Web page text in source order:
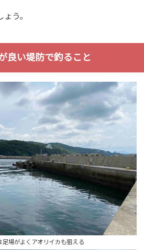
う。
良い堤防で釣ること
足場がよくアオリイカも狙える